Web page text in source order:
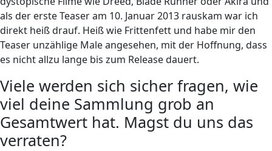
als der erste Teaser am 10. Januar 2013 rauskam war ich
direkt heiß drauf. Heiß wie Frittenfett und habe mir den
Teaser unzählige Male angesehen, mit der Hoffnung, dass
es nicht allzu lange bis zum Release dauert.
Viele werden sich sicher fragen, wie
viel deine Sammlung grob an
Gesamtwert hat. Magst du uns das
verraten?